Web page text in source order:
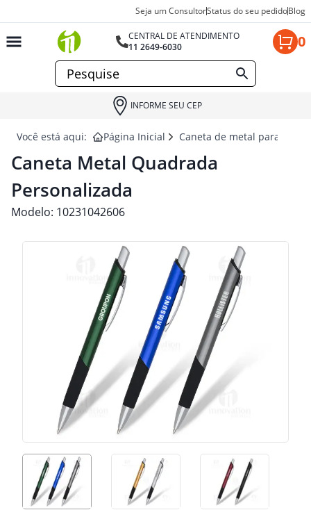
Seja um ConsultorStatus do seu pedidoBlog
CENTRAL DE ATENDIMENTO
11 2649-6030
0
INFORME SEU CEP
Você está aqui: Página Inicial Caneta de metal para
Caneta Metal Quadrada
Personalizada
Modelo: 10231042606